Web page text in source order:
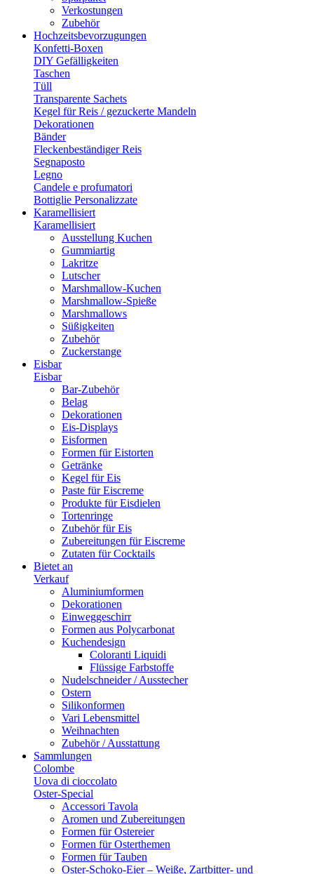
Verkostungen
Zubehör
Hochzeitsbevorzugungen
Konfetti-Boxen
DIY Gefälligkeiten
Taschen
Tüll
Transparente Sachets
Kegel für Reis / gezuckerte Mandeln
Dekorationen
Bänder
Fleckenbeständiger Reis
Segnaposto
Legno
Candele e profumatori
Bottiglie Personalizzate
Karamellisiert
Karamellisiert
Ausstellung Kuchen
Gummiartig
Lakritze
Lutscher
Marshmallow-Kuchen
Marshmallow-Spieße
Marshmallows
Süßigkeiten
Zubehör
Zuckerstange
Eisbar
Eisbar
Bar-Zubehör
Belag
Dekorationen
Eis-Displays
Eisformen
Formen für Eistorten
Getränke
Kegel für Eis
Paste für Eiscreme
Produkte für Eisdielen
Tortenringe
Zubehör für Eis
Zubereitungen für Eiscreme
Zutaten für Cocktails
Bietet an
Verkauf
Aluminiumformen
Dekorationen
Einweggeschirr
Formen aus Polycarbonat
Kuchendesign
Coloranti Liquidi
Flüssige Farbstoffe
Nudelschneider / Ausstecher
Ostern
Silikonformen
Vari Lebensmittel
Weihnachten
Zubehör / Ausstattung
Sammlungen
Colombe
Uova di cioccolato
Oster-Special
Accessori Tavola
Aromen und Zubereitungen
Formen für Ostereier
Formen für Osterthemen
Formen für Tauben
Oster-Schoko-Eier – Weiße, Zartbitter- und